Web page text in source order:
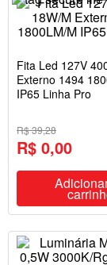
Fita Led 127V
Externo 1494
IP65 Linha Pro
R$ 39,28
R$ 0,00